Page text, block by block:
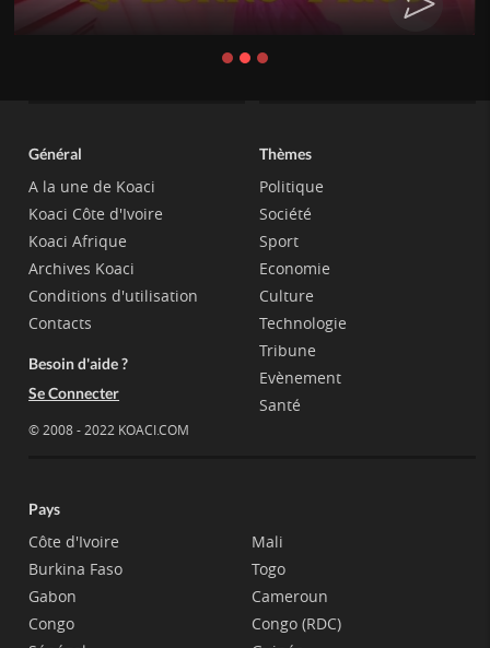
Général
A la une de Koaci
Koaci Côte d'Ivoire
Koaci Afrique
Archives Koaci
Conditions d'utilisation
Contacts
Besoin d'aide ?
Se Connecter
© 2008 - 2022 KOACI.COM
Thèmes
Politique
Société
Sport
Economie
Culture
Technologie
Tribune
Evènement
Santé
Pays
Côte d'Ivoire
Burkina Faso
Gabon
Congo
Mali
Togo
Cameroun
Congo (RDC)